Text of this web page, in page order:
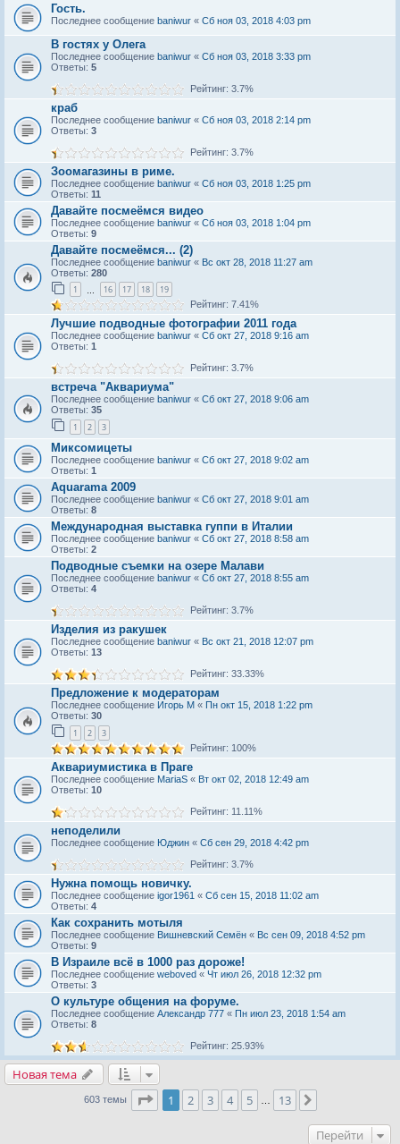
Гость.
Последнее сообщение baniwur « Сб ноя 03, 2018 4:03 pm
В гостях у Олега
Последнее сообщение baniwur « Сб ноя 03, 2018 3:33 pm
Ответы: 5
Рейтинг: 3.7%
краб
Последнее сообщение baniwur « Сб ноя 03, 2018 2:14 pm
Ответы: 3
Рейтинг: 3.7%
Зоомагазины в риме.
Последнее сообщение baniwur « Сб ноя 03, 2018 1:25 pm
Ответы: 11
Давайте посмеёмся видео
Последнее сообщение baniwur « Сб ноя 03, 2018 1:04 pm
Ответы: 9
Давайте посмеёмся... (2)
Последнее сообщение baniwur « Вс окт 28, 2018 11:27 am
Ответы: 280
1 16 17 18 19
Рейтинг: 7.41%
Лучшие подводные фотографии 2011 года
Последнее сообщение baniwur « Сб окт 27, 2018 9:16 am
Ответы: 1
Рейтинг: 3.7%
встреча "Аквариума"
Последнее сообщение baniwur « Сб окт 27, 2018 9:06 am
Ответы: 35
1 2 3
Миксомицеты
Последнее сообщение baniwur « Сб окт 27, 2018 9:02 am
Ответы: 1
Aquarama 2009
Последнее сообщение baniwur « Сб окт 27, 2018 9:01 am
Ответы: 8
Международная выставка гуппи в Италии
Последнее сообщение baniwur « Сб окт 27, 2018 8:58 am
Ответы: 2
Подводные съемки на озере Малави
Последнее сообщение baniwur « Сб окт 27, 2018 8:55 am
Ответы: 4
Рейтинг: 3.7%
Изделия из ракушек
Последнее сообщение baniwur « Вс окт 21, 2018 12:07 pm
Ответы: 13
Рейтинг: 33.33%
Предложение к модераторам
Последнее сообщение Игорь М « Пн окт 15, 2018 1:22 pm
Ответы: 30
1 2 3
Рейтинг: 100%
Аквариумистика в Праге
Последнее сообщение MariaS « Вт окт 02, 2018 12:49 am
Ответы: 10
Рейтинг: 11.11%
неподелили
Последнее сообщение Юджин « Сб сен 29, 2018 4:42 pm
Рейтинг: 3.7%
Нужна помощь новичку.
Последнее сообщение igor1961 « Сб сен 15, 2018 11:02 am
Ответы: 4
Как сохранить мотыля
Последнее сообщение Вишневский Семён « Вс сен 09, 2018 4:52 pm
Ответы: 9
В Израиле всё в 1000 раз дороже!
Последнее сообщение weboved « Чт июл 26, 2018 12:32 pm
Ответы: 3
О культуре общения на форуме.
Последнее сообщение Александр 777 « Пн июл 23, 2018 1:54 am
Ответы: 8
Рейтинг: 25.93%
Новая тема
603 темы Страница1 из
1 2 3 4 5 13
Перейти